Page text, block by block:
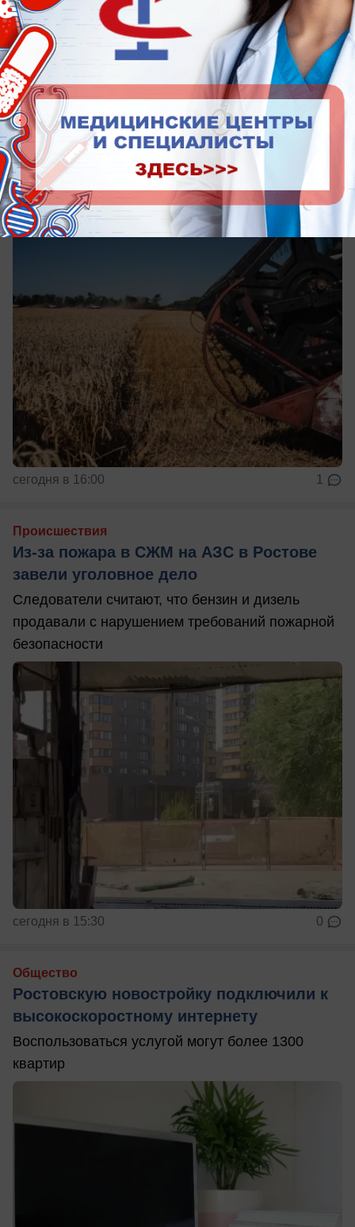
сегодня в 16:30 0
Экономика
Экспорт зерна из Ростовской области
вырос почти на 35%
За семь месяцев регион отправил за рубеж 6,8
млн тонн зерновых и продуктов их переработки
сегодня в 16:00 1
Происшествия
Из-за пожара в СЖМ на АЗС в Ростове
завели уголовное дело
Следователи считают, что бензин и дизель
продавали с нарушением требований пожарной
безопасности
сегодня в 15:30 0
Общество
Ростовскую новостройку подключили к
высокоскоростному интернету
Воспользоваться услугой могут более 1300
квартир